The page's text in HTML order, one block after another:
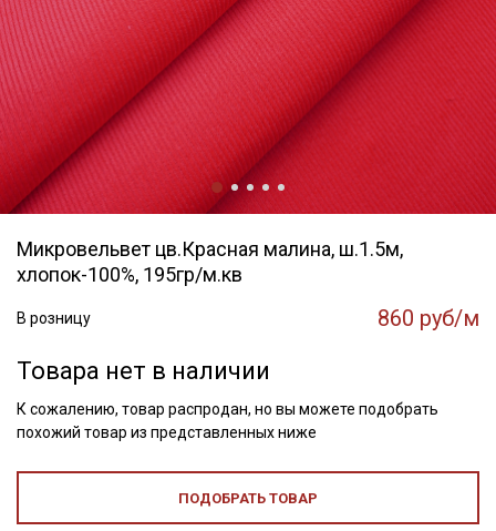
Микровельвет цв.Красная малина, ш.1.5м,
хлопок-100%, 195гр/м.кв
В розницу 860 руб/м
Товара нет в наличии
К сожалению, товар распродан, но вы можете подобрать
похожий товар из представленных ниже
ПОДОБРАТЬ ТОВАР